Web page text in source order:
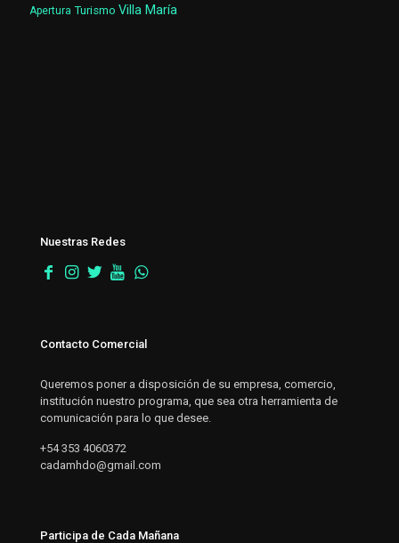
Apertura Turismo Villa María
Nuestras Redes
Contacto Comercial
Queremos poner a disposición de su empresa, comercio,
institución nuestro programa, que sea otra herramienta de
comunicación para lo que desee.
+54 353 4060372
cadamhdo@gmail.com
Participa de Cada Mañana